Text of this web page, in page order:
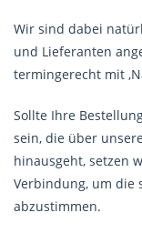
Wir sind dabei
und Lieferanten
termingerecht mit
Sollte Ihre
sein, die über unsere
hinausgeht, setzen
Verbindung, um die
abzustimmen.